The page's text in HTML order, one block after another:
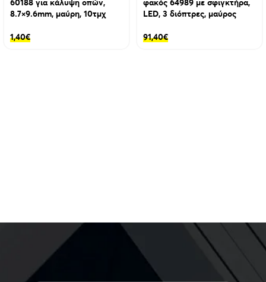
60188 για κάλυψη οπών,
8.7×9.6mm, μαύρη, 10τμχ
1,40€
φακός 64989 με σφιγκτήρα,
LED, 3 διόπτρες, μαύρος
91,40€